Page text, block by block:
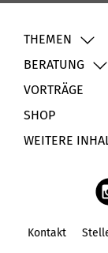
THEMEN
BERATUNG
VORTRÄGE
SHOP
WEITERE
Kontakt